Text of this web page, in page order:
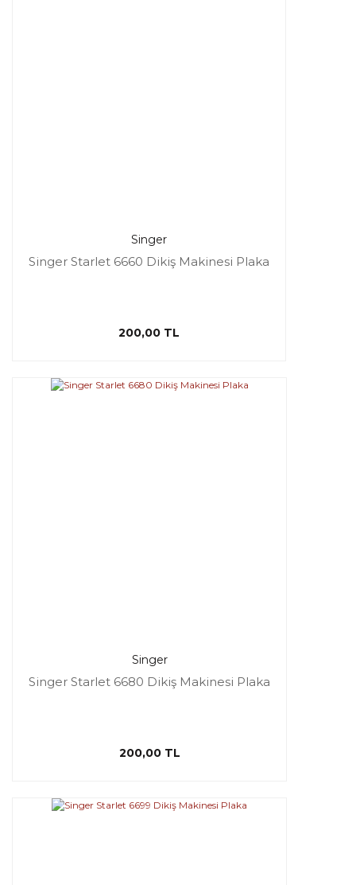
Singer
Singer Starlet 6660 Dikiş Makinesi Plaka
200,00 TL
Singer
Singer Starlet 6680 Dikiş Makinesi Plaka
200,00 TL